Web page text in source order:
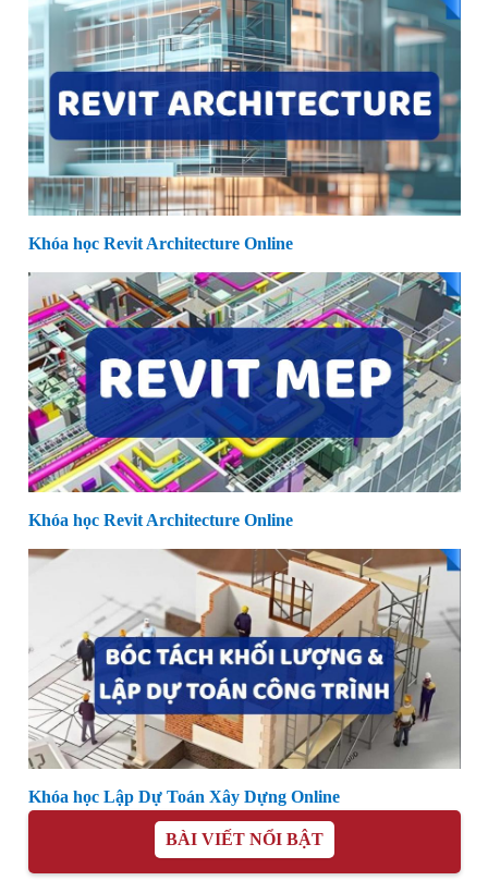
Khóa học Revit Architecture Online
Khóa học Revit Architecture Online
Khóa học Lập Dự Toán Xây Dựng Online
BÀI VIẾT NỔI BẬT